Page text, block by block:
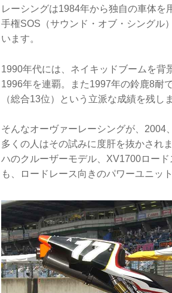
レーシングは1984年から独自の車体を
手権SOS（サウンド・オブ・シングル
います。
1990年代には、ネイキッドブームを背
1996年を連覇。また1997年の鈴鹿8耐
（総合13位）という立派な成績を残し
そんなオーヴァーレーシングが、2004
多くの人はその試みに度肝を抜かされ
ハのクルーザーモデル、XV1700ロー
も、ロードレース向きのパワーユニッ